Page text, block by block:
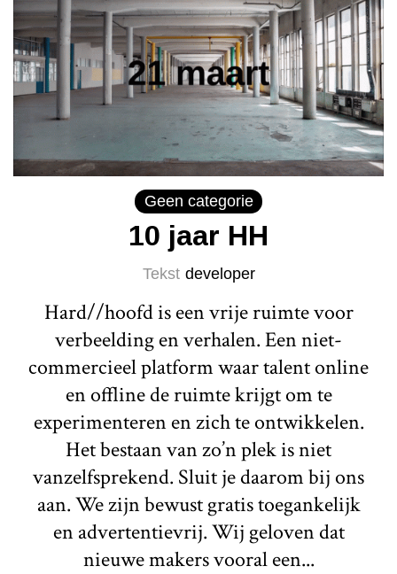
Geen categorie
10 jaar HH
Tekst developer
Hard//hoofd is een vrije ruimte voor
verbeelding en verhalen. Een niet-
commercieel platform waar talent online
en offline de ruimte krijgt om te
experimenteren en zich te ontwikkelen.
Het bestaan van zo’n plek is niet
vanzelfsprekend. Sluit je daarom bij ons
aan. We zijn bewust gratis toegankelijk
en advertentievrij. Wij geloven dat
nieuwe makers vooral een...